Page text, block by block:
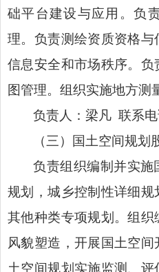
础平台建设与应用。负
理。负责测绘资质资格
信息安全和市场秩序。
图管理。组织实施地方测
负责人：梁凡 联系
（三）国土空间规划
负责组织编制并实施
规划，城乡控制性详细
其他种类专项规划。组
风貌塑造，开展国土空
土空间规划实施监测、